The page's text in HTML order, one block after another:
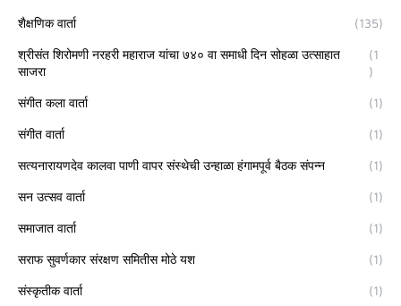
शैक्षणिक वार्ता (135)
श्रीसंत शिरोमणी नरहरी महाराज यांचा ७४० वा समाधी दिन सोहळा उत्साहात
साजरा
(1
)
संगीत कला वार्ता (1)
संगीत वार्ता (1)
सत्यनारायणदेव कालवा पाणी वापर संस्थेची उन्हाळा हंगामपूर्व बैठक संपन्न (1)
सन उत्सव वार्ता (1)
समाजात वार्ता (1)
सराफ सुवर्णकार संरक्षण समितीस मोठे यश (1)
संस्कृतीक वार्ता (1)